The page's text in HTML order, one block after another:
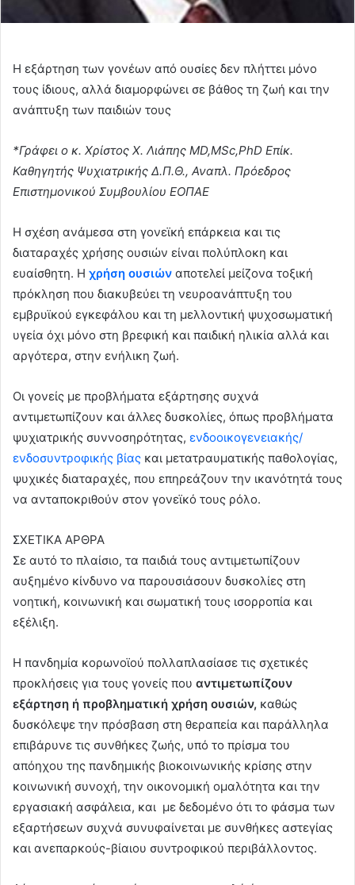
Η εξάρτηση των γονέων από ουσίες δεν πλήττει μόνο
τους ίδιους, αλλά διαμορφώνει σε βάθος τη ζωή και την
ανάπτυξη των παιδιών τους
*Γράφει ο κ. Χρίστος Χ. Λιάπης MD,MSc,PhD Επίκ.
Καθηγητής Ψυχιατρικής Δ.Π.Θ., Αναπλ. Πρόεδρος
Επιστημονικού Συμβουλίου ΕΟΠΑΕ
Η σχέση ανάμεσα στη γονεϊκή επάρκεια και τις
διαταραχές χρήσης ουσιών είναι πολύπλοκη και
ευαίσθητη. Η χρήση ουσιών αποτελεί μείζονα τοξική
πρόκληση που διακυβεύει τη νευροανάπτυξη του
εμβρυϊκού εγκεφάλου και τη μελλοντική ψυχοσωματική
υγεία όχι μόνο στη βρεφική και παιδική ηλικία αλλά και
αργότερα, στην ενήλικη ζωή.
Οι γονείς με προβλήματα εξάρτησης συχνά
αντιμετωπίζουν και άλλες δυσκολίες, όπως προβλήματα
ψυχιατρικής συννοσηρότητας, ενδοοικογενειακής/
ενδοσυντροφικής βίας και μετατραυματικής παθολογίας,
ψυχικές διαταραχές, που επηρεάζουν την ικανότητά τους
να ανταποκριθούν στον γονεϊκό τους ρόλο.
ΣΧΕΤΙΚΑ ΑΡΘΡΑ
Σε αυτό το πλαίσιο, τα παιδιά τους αντιμετωπίζουν
αυξημένο κίνδυνο να παρουσιάσουν δυσκολίες στη
νοητική, κοινωνική και σωματική τους ισορροπία και
εξέλιξη.
Η πανδημία κορωνοϊού πολλαπλασίασε τις σχετικές
προκλήσεις για τους γονείς που αντιμετωπίζουν
εξάρτηση ή προβληματική χρήση ουσιών, καθώς
δυσκόλεψε την πρόσβαση στη θεραπεία και παράλληλα
επιβάρυνε τις συνθήκες ζωής, υπό το πρίσμα του
απόηχου της πανδημικής βιοκοινωνικής κρίσης στην
κοινωνική συνοχή, την οικονομική ομαλότητα και την
εργασιακή ασφάλεια, και με δεδομένο ότι το φάσμα των
εξαρτήσεων συχνά συνυφαίνεται με συνθήκες αστεγίας
και ανεπαρκούς-βίαιου συντροφικού περιβάλλοντος.